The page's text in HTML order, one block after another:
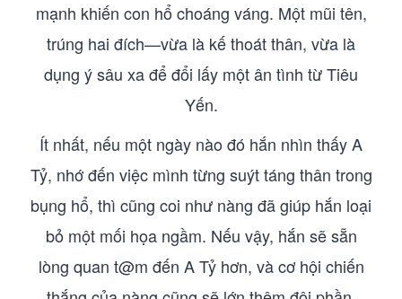
mạnh khiến con hổ choáng váng. Một mũi tên,
trúng hai đích—vừa là kế thoát thân, vừa là
dụng ý sâu xa để đổi lấy một ân tình từ Tiêu
Yến.
Ít nhất, nếu một ngày nào đó hắn nhìn thấy A
Tỷ, nhớ đến việc mình từng suýt táng thân trong
bụng hổ, thì cũng coi như nàng đã giúp hắn loại
bỏ một mối họa ngầm. Nếu vậy, hắn sẽ sẵn
lòng quan t@m đến A Tỷ hơn, và cơ hội chiến